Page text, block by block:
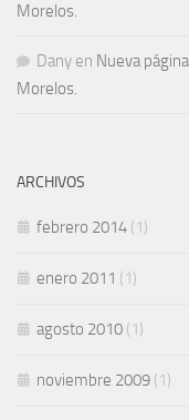
Morelos.
Dany en Nueva
Morelos.
ARCHIVOS
febrero 2014 (1)
enero 2011 (1)
agosto 2010 (1)
noviembre 2009 (1)